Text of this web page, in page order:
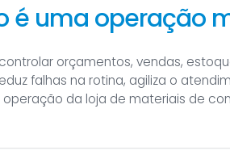
é uma operação
orçamentos, vendas,
falhas na rotina, agiliza o
da loja de materiais de